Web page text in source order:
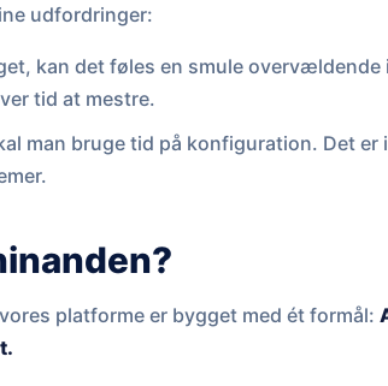
udfordringer:
kan det føles en smule overvældende
tid at mestre.
man bruge tid på konfiguration. Det
platforme er bygget med ét formål: